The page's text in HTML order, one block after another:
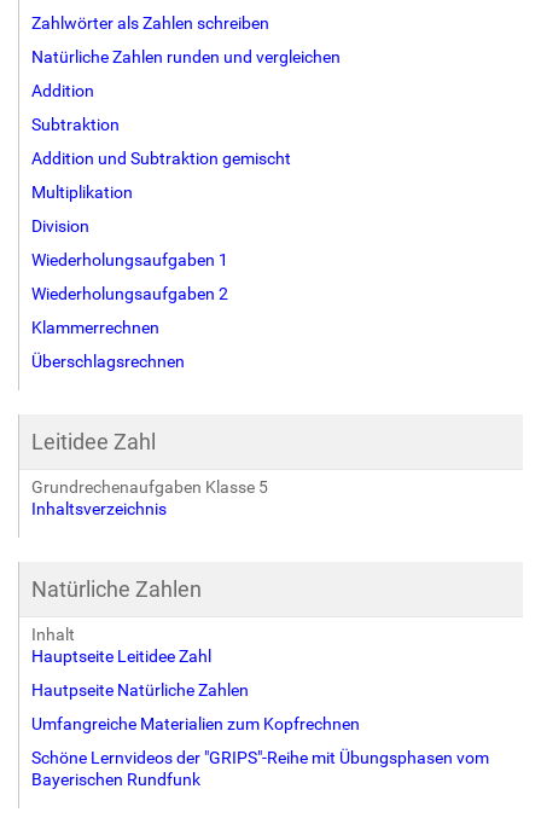
Zahlwörter als Zahlen schreiben
Natürliche Zahlen runden und vergleichen
Addition
Subtraktion
Addition und Subtraktion gemischt
Multiplikation
Division
Wiederholungsaufgaben 1
Wiederholungsaufgaben 2
Klammerrechnen
Überschlagsrechnen
Leitidee Zahl
Grundrechenaufgaben Klasse 5
Inhaltsverzeichnis
Natürliche Zahlen
Inhalt
Hauptseite Leitidee Zahl
Hautpseite Natürliche Zahlen
Umfangreiche Materialien zum Kopfrechnen
Schöne Lernvideos der "GRIPS"-Reihe mit Übungsphasen vom
Bayerischen Rundfunk